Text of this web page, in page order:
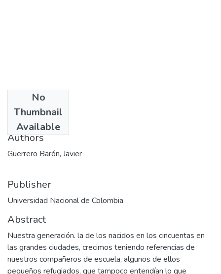
No
Thumbnail
Available
1989
Authors
Guerrero Barón, Javier
Publisher
Universidad Nacional de Colombia
Abstract
Nuestra generación. la de los nacidos en los cincuentas en
las grandes ciudades, crecimos teniendo referencias de
nuestros compañeros de escuela, algunos de ellos
pequeños refugiados, que tampoco entendían lo que